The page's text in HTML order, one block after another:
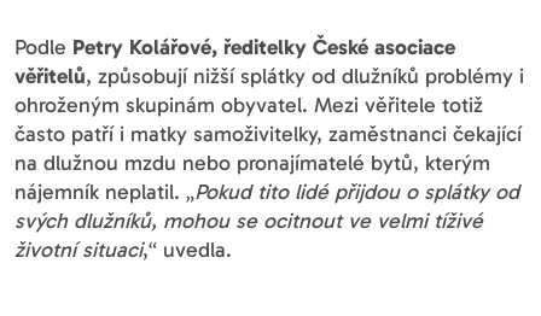
Podle Petry Kolářové, ředitelky České asociace
věřitelů, způsobují nižší splátky od dlužníků problémy i
ohroženým skupinám obyvatel. Mezi věřitele totiž
často patří i matky samoživitelky, zaměstnanci čekající
na dlužnou mzdu nebo pronajímatelé bytů, kterým
nájemník neplatil. „Pokud tito lidé přijdou o splátky od
svých dlužníků, mohou se ocitnout ve velmi tíživé
životní situaci,“ uvedla.